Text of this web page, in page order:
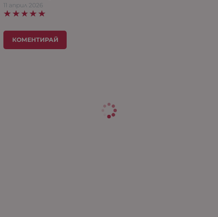
11 април 2026
КОМЕНТИРАЙ